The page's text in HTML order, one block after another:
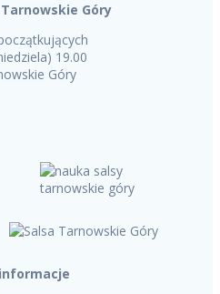
Góry
19.00
Góry